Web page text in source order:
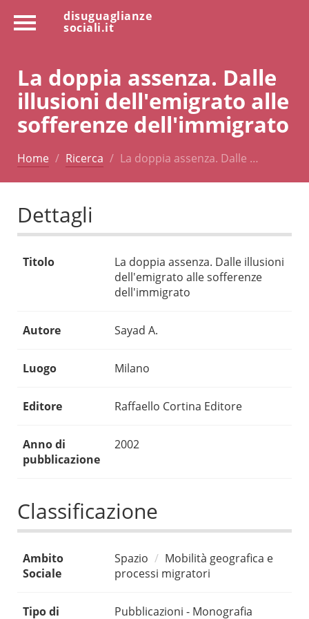
disuguaglianze
sociali.it
La doppia assenza. Dalle
illusioni dell'emigrato alle
sofferenze dell'immigrato
Home Ricerca La doppia assenza. Dalle …
Dettagli
Titolo
La doppia assenza. Dalle illusioni
dell'emigrato alle sofferenze
dell'immigrato
Autore Sayad A.
Luogo Milano
Editore Raffaello Cortina Editore
Anno di
pubblicazione
2002
Classificazione
Ambito
Sociale
Spazio
Mobilità geografica e
processi migratori
Tipo di Pubblicazioni - Monografia